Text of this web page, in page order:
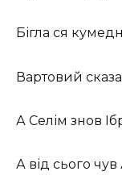
Бігла ся
Вартовий
А Селім знов
А від сього чув